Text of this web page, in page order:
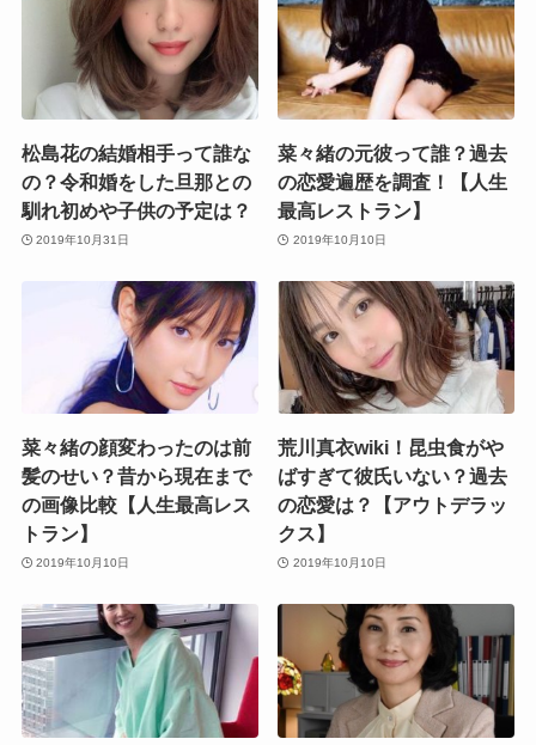
松島花の結婚相手って誰な
の？令和婚をした旦那との
馴れ初めや子供の予定は？
2019年10月31日
菜々緒の元彼って誰？過去
の恋愛遍歴を調査！【人生
最高レストラン】
2019年10月10日
菜々緒の顔変わったのは前
髪のせい？昔から現在まで
の画像比較【人生最高レス
トラン】
2019年10月10日
荒川真衣wiki！昆虫食がや
ばすぎて彼氏いない？過去
の恋愛は？【アウトデラッ
クス】
2019年10月10日